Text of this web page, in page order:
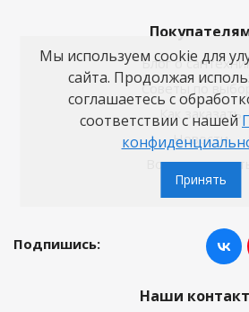
Блог о
Советы по
Как заказать
Новости
Вопросы-ответы
Бренды
Подпишись:
Наши
Мы используем cookie для
сайта. Продолжая
соглашаетесь с
соответствии с нашей
Принять